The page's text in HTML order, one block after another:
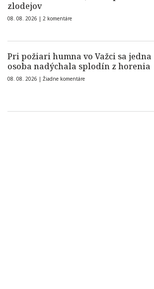
zlodejov
08. 08. 2026 | 2 komentáre
Pri požiari humna vo Važci sa jedna
osoba nadýchala splodín z horenia
08. 08. 2026 | Žiadne komentáre